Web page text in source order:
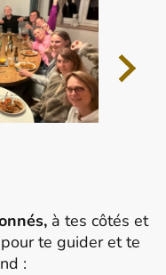
à tes côtés et
te guider et te
: